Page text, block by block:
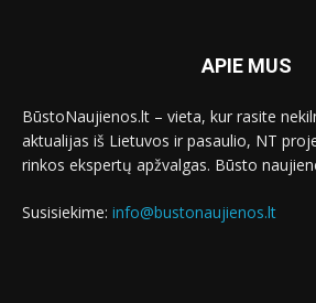
APIE MUS
BūstoNaujienos.lt – vieta, kur rasite
aktualijas iš Lietuvos ir pasaulio, NT
rinkos ekspertų apžvalgas. Būsto
Susisiekime: info@bustonaujienos.lt